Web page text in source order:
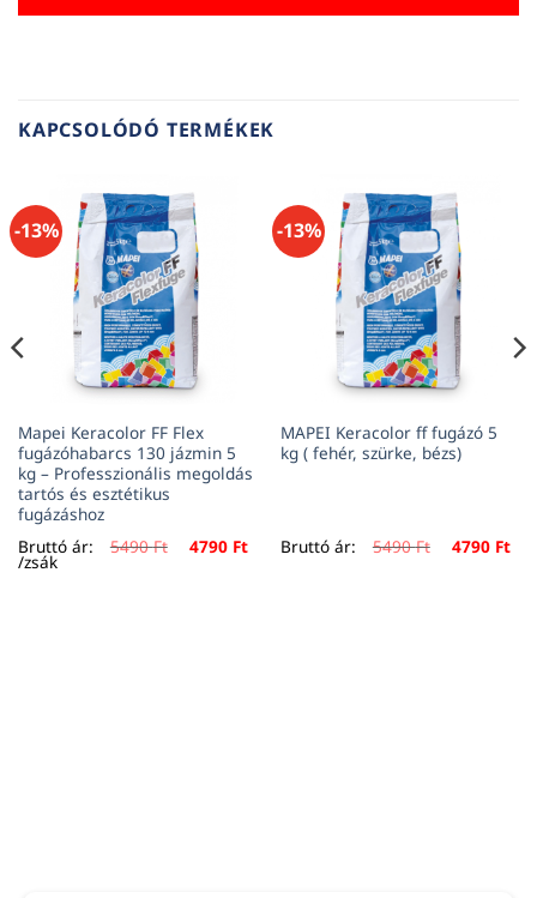
KAPCSOLÓDÓ TERMÉKEK
-13%
Mapei Keracolor FF Flex
fugázóhabarcs 130 jázmin 5
kg – Professzionális megoldás
tartós és esztétikus
fugázáshoz
Bruttó ár:
5490Ft Original
price
4790 FtCurrent
/zsák
-13%
MAPEI Keracolor ff fugázó 5
kg ( fehér, szürke, bézs)
Bruttó ár: 5490Ft Original
price
4790 Ft